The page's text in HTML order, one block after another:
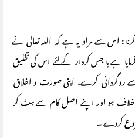
کرنا : اس سے مراد یہ ہے کہ اللہ تعالی نے
ہے یا جس کردار کے لئے اس کی تخلیق
کرے، اپنی صورت و اخلاق
خلاف ہو اور اپنے اصل کام سے ہٹ کر
کردے ۔